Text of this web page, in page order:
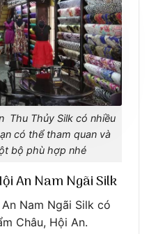
Thu Thủy Silk có nhiều
có thể tham quan và
bộ phù hợp nhé
An Nam Ngãi Silk
Nam Ngãi Silk có
Châu, Hội An.